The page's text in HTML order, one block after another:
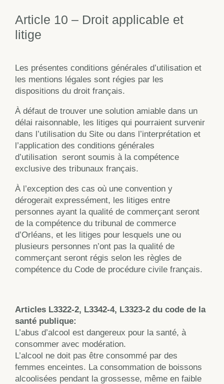
Article 10 – Droit applicable et
litige
Les présentes conditions générales d’utilisation et
les mentions légales sont régies par les
dispositions du droit français.
À défaut de trouver une solution amiable dans un
délai raisonnable, les litiges qui pourraient survenir
dans l’utilisation du Site ou dans l’interprétation et
l’application des conditions générales
d’utilisation seront soumis à la compétence
exclusive des tribunaux français.
À l’exception des cas où une convention y
dérogerait expressément, les litiges entre
personnes ayant la qualité de commerçant seront
de la compétence du tribunal de commerce
d’Orléans, et les litiges pour lesquels une ou
plusieurs personnes n’ont pas la qualité de
commerçant seront régis selon les règles de
compétence du Code de procédure civile français.
Articles L3322-2, L3342-4, L3323-2 du code de la
santé publique:
L’abus d’alcool est dangereux pour la santé, à
consommer avec modération.
L’alcool ne doit pas être consommé par des
femmes enceintes. La consommation de boissons
alcoolisées pendant la grossesse, même en faible